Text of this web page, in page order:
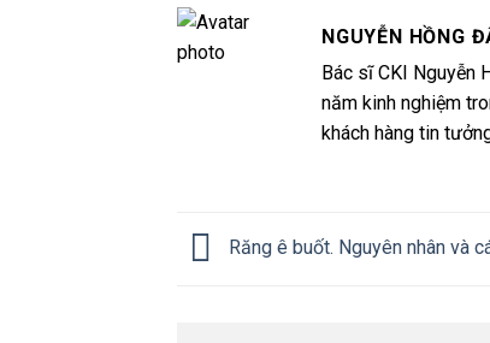
NGUYỄN HỒNG
Bác sĩ CKI Nguyễn
năm kinh nghiệm
khách hàng tin
Răng ê buốt. Nguyên nhân và